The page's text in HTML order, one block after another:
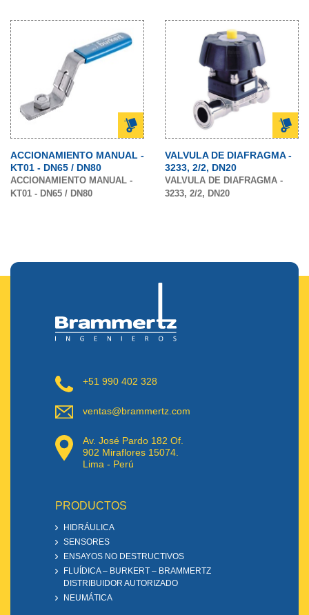
ACCIONAMIENTO MANUAL -
KT01 - DN65 / DN80
ACCIONAMIENTO MANUAL -
KT01 - DN65 / DN80
VALVULA DE DIAFRAGMA -
3233, 2/2, DN20
VALVULA DE DIAFRAGMA -
3233, 2/2, DN20
+51 990 402 328
ventas@brammertz.com
Av. José Pardo 182 Of.
902 Miraflores 15074.
Lima - Perú
PRODUCTOS
HIDRÁULICA
SENSORES
ENSAYOS NO DESTRUCTIVOS
FLUÍDICA – BURKERT – BRAMMERTZ
DISTRIBUIDOR AUTORIZADO
NEUMÁTICA